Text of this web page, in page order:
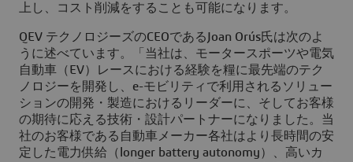
上し、コスト削減をすることも可能になります。
QEV テクノロジーズのCEOであるJoan Orús氏は次のよ
うに述べています。「当社は、モータースポーツや電気
自動車（EV）レースにおける経験を糧に最先端のテク
ノロジーを開発し、e-モビリティで利用されるソリュー
ションの開発・製造におけるリーダーに、そしてお客様
の期待に応える技術・設計パートナーになりました。当
社のお客様である自動車メーカー各社はより長時間の安
定した電力供給（longer battery autonomy）、高いカ